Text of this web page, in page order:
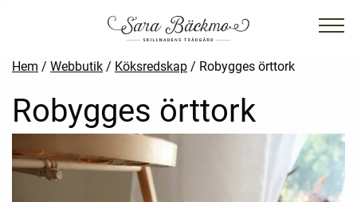
Hem / Webbutik / Köksredskap / Robygges örttork
Robygges örttork